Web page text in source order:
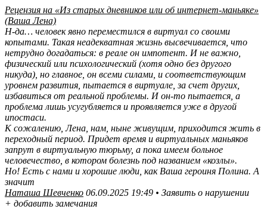
Рецензия на «Из старых дневников или об интернет-маньяке»
(Ваша Лена)
Н-да… человек явно переместился в виртуал со своими
копытами. Такая неадекватная жизнь высвечивается, что
нетрудно догадаться: в реале он импотент. И не важно,
физический или психологический (хотя одно без другого
никуда), но главное, он всеми силами, и соответствующим
уровнем развития, пытается в виртуале, за счет других,
избавиться от реальной проблемы. И он-то пытается, а
проблема лишь усугубляется и проявляется уже в другой
ипостаси.
К сожалению, Лена, нам, ныне живущим, приходится жить в
переходный период. Придет время и виртуальных маньяков
запрут в виртуальную тюрьму, а пока имеем больное
человечество, в котором болезнь под названием «козлы».
Но! Есть с нами и хорошие люди, как Ваша героиня Полина. А
значит
Наташа Шевченко 06.09.2025 19:49 • Заявить о нарушении
+ добавить замечания